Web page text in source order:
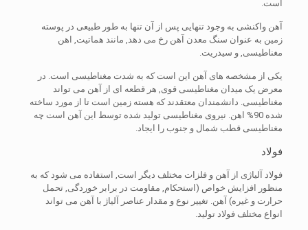
است.
آهن واکنشی به وجود تنهایی پس از آن تنها به طور طبیعی در پوسته
زمین به عنوان سنگ معدن آهن رخ می دهد, مانند هماتیت, اهن
مغناطیسی, و سیدریت.
یکی از مشخصه های آهن این است که به شدت مغناطیسی است. در
معرض یک میدان مغناطیسی قوی, هر قطعه ای از آهن می تواند
مغناطیسی. دانشمندان معتقدند که هسته زمین است تا از مورد ساخته
شده 90% اهن. نیروی مغناطیسی تولید شده توسط این آهن است چه
مغناطیسی قطب شمال و جنوب را ایجاد.
فولاد
فولاد آلیاژی از آهن و فلزات مختلف دیگر است, استفاده می شود که به
منظور افزایش خواص (استحکام, مقاومت در برابر خوردگی, تحمل
حرارت و غیره) آهن. تغییر نوع و مقدار عناصر آلیاژ با آهن می تواند
انواع مختلف فولاد تولید.